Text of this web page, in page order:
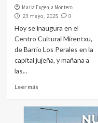
Maria Eugenia Montero
23 mayo, 2025 0
Hoy se inaugura en el
Centro Cultural Mirentxu,
de Barrio Los Perales en la
capital jujeña, y mañana a
las...
Leer más